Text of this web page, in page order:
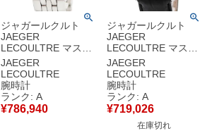
ジャガールクルト
JAEGER
LECOULTRE マスタ
ー コントロール デイ
ト Q1548171
176.8.40.S ブラック
黒 シースルーバック
メンズ 腕時計自動巻
き ブラック 【中古】
JAEGER
LECOULTRE
腕時計
ランク: A
¥786,940
ジャガールクルト
JAEGER
LECOULTRE マスタ
ー コントロール デイ
ト Q1548530
176.8.40.S 青針 シー
スルーバック メンズ
腕時計自動巻き シル
バー 【中古】中古美
JAEGER
LECOULTRE
腕時計
ランク: A
¥719,026
在庫切れ